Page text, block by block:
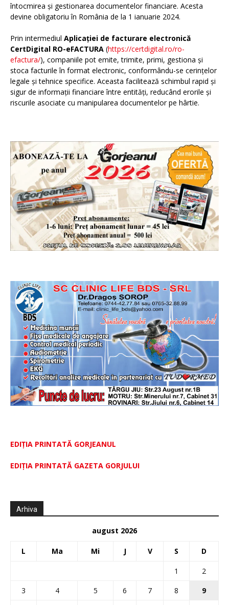
întocmirea și gestionarea documentelor financiare. Acesta
devine obligatoriu în România de la 1 ianuarie 2024.
Prin intermediul Aplicației de facturare electronică
CertDigital RO-eFACTURA (https://certdigital.ro/ro-
efactura/), companiile pot emite, trimite, primi, gestiona și
stoca facturile în format electronic, conformându-se cerințelor
legale și tehnice specifice. Aceasta facilitează schimbul rapid și
sigur de informații financiare între entități, reducând erorile și
riscurile asociate cu manipularea documentelor pe hârtie.
EDIȚIA PRINTATĂ GORJEANUL
EDIŢIA PRINTATĂ GAZETA GORJULUI
Arhiva
august 2026
L Ma Mi J V S D
1
2
3
4 5 6 7 8 9